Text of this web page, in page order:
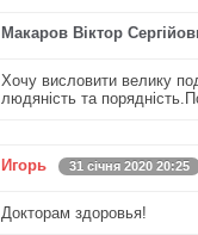
Макаров Віктор
Хочу висловити велику
людяність та
Игорь 31 січня 2020 20:25
Докторам здоровья!